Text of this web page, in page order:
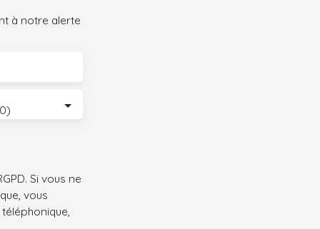
à notre alerte
Si vous ne
vous